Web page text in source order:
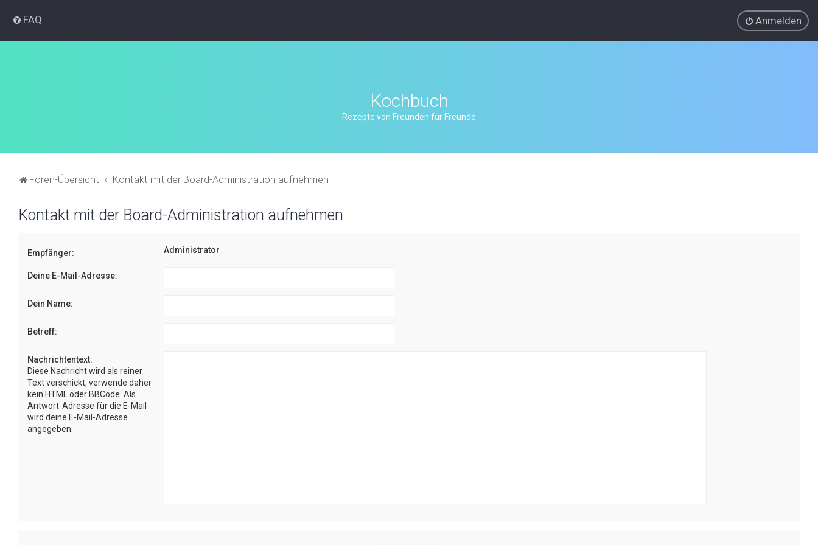
FAQ Anmelden
Kochbuch
Rezepte von Freunden für Freunde
Foren-Übersicht Kontakt mit der Board-Administration aufnehmen
Kontakt mit der Board-Administration aufnehmen
Empfänger: Administrator
Deine E-Mail-Adresse:
Dein Name:
Betreff:
Nachrichtentext:
Diese Nachricht wird als reiner
Text verschickt, verwende daher
kein HTML oder BBCode. Als
Antwort-Adresse für die E-Mail
wird deine E-Mail-Adresse
angegeben.